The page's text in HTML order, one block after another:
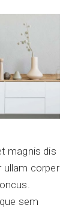
magnis dis
ullam corper
sem